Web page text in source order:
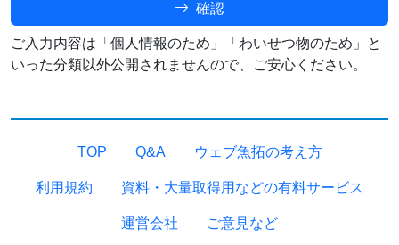
確認
ご入力内容は「個人情報のため」「わいせつ物のため」と
いった分類以外公開されませんので、ご安心ください。
TOP Q&A ウェブ魚拓の考え方
利用規約 資料・大量取得用などの有料サービス
運営会社 ご意見など